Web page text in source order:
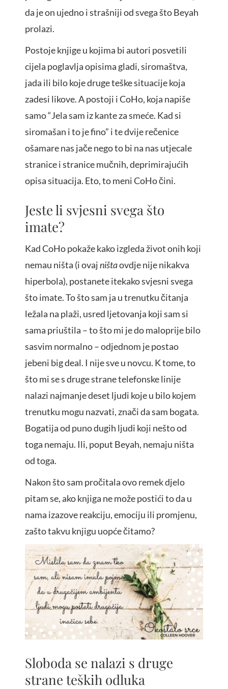
da je on ujedno i strašniji od svega što Beyah
prolazi.
Postoje knjige u kojima bi autori posvetili
cijela poglavlja opisima gladi, siromaštva,
jada ili bilo koje druge teške situacije koja
zadesi likove. A postoji i CoHo, koja napiše
samo “Jela sam iz kante za smeće. Kad si
siromašan i to je fino” i te dvije rečenice
ošamare nas jače nego to bi na nas utjecale
stranice i stranice mučnih, deprimirajućih
opisa situacija. Eto, to meni CoHo čini.
Jeste li svjesni svega što
imate?
Kad CoHo pokaže kako izgleda život onih koji
nemau ništa (i ovajništaovdje nije nikakva
hiperbola), postanete itekako svjesni svega
što imate. To što sam ja u trenutku čitanja
ležala na plaži, usred ljetovanja koji sam si
sama priuštila – to što mi je do maloprije bilo
sasvim normalno – odjednom je postao
jebeni big deal. I nije sve u novcu. K tome, to
što mi se s druge strane telefonske linije
nalazi najmanje deset ljudi koje u bilo kojem
trenutku mogu nazvati, znači da sam bogata.
Bogatija od puno dugih ljudi koji nešto od
toga nemaju. Ili, poput Beyah, nemaju ništa
od toga.
Nakon što sam pročitala ovo remek djelo
pitam se, ako knjiga ne može postići to da u
nama izazove reakciju, emociju ili promjenu,
zašto takvu knjigu uopće čitamo?
Sloboda se nalazi s druge
strane teških odluka